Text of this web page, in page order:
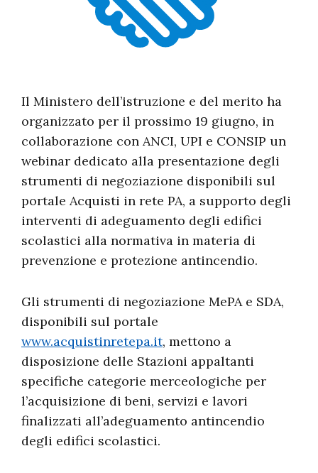
Il Ministero dell’istruzione e del merito ha
organizzato per il prossimo 19 giugno, in
collaborazione con ANCI, UPI e CONSIP un
webinar dedicato alla presentazione degli
strumenti di negoziazione disponibili sul
portale Acquisti in rete PA, a supporto degli
interventi di adeguamento degli edifici
scolastici alla normativa in materia di
prevenzione e protezione antincendio.
Gli strumenti di negoziazione MePA e SDA,
disponibili sul portale
www.acquistinretepa.it, mettono a
disposizione delle Stazioni appaltanti
specifiche categorie merceologiche per
l’acquisizione di beni, servizi e lavori
finalizzati all’adeguamento antincendio
degli edifici scolastici.